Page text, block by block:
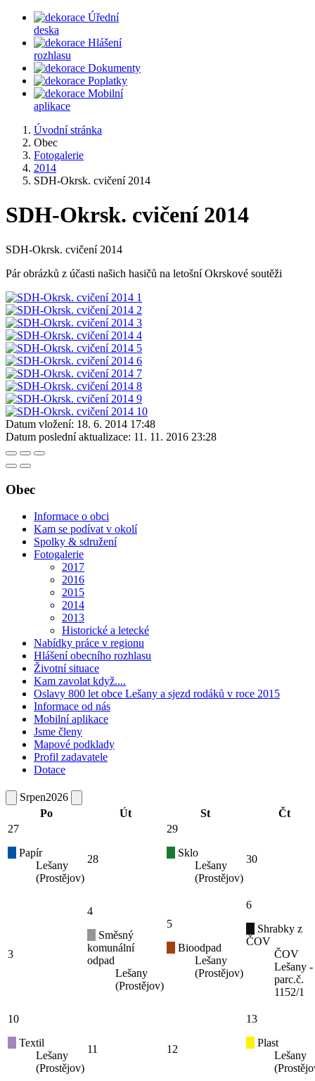
Úřední
deska
Hlášení
rozhlasu
Dokumenty
Poplatky
Mobilní
aplikace
Úvodní stránka
Obec
Fotogalerie
2014
SDH-Okrsk. cvičení 2014
SDH-Okrsk. cvičení 2014
SDH-Okrsk. cvičení 2014
Pár obrázků z účasti našich hasičů na letošní Okrskové soutěži
Datum vložení: 18. 6. 2014 17:48
Datum poslední aktualizace: 11. 11. 2016 23:28
Obec
Informace o obci
Kam se podívat v okolí
Spolky & sdružení
Fotogalerie
2017
2016
2015
2014
2013
Historické a letecké
Nabídky práce v regionu
Hlášení obecního rozhlasu
Životní situace
Kam zavolat když....
Oslavy 800 let obce Lešany a sjezd rodáků v roce 2015
Informace od nás
Mobilní aplikace
Jsme členy
Mapové podklady
Profil zadavatele
Dotace
Srpen2026
Po
Út St
Čt
27
Papír
Lešany
(Prostějov)
28
29
Sklo
Lešany
(Prostějov)
30
3
4
Směsný
komunální
odpad
Lešany
(Prostějov)
5
Bioodpad
Lešany
(Prostějov)
6
Shrabky z
ČOV
ČOV
Lešany -
parc.č.
1152/1
10
Textil
Lešany
(Prostějov)
11 12
13
Plast
Lešany